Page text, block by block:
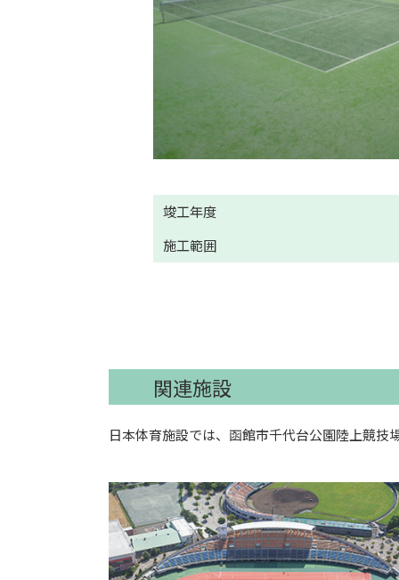
竣工年度
施工範囲
関連施設
日本体育施設では、函館市千代台公園陸上競技